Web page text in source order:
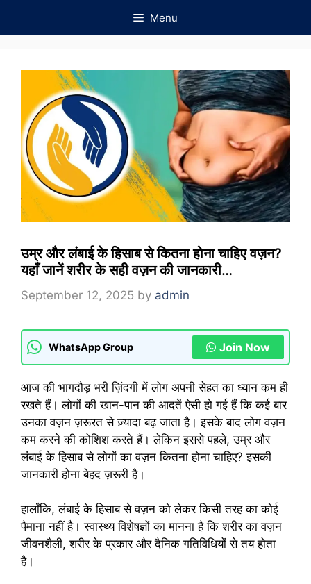
Menu
उम्र और लंबाई के हिसाब से कितना होना चाहिए वज़न?
यहाँ जानें शरीर के सही वज़न की जानकारी…
September 12, 2025 by admin
WhatsApp Group Join Now
आज की भागदौड़ भरी ज़िंदगी में लोग अपनी सेहत का ध्यान कम ही
रखते हैं। लोगों की खान-पान की आदतें ऐसी हो गई हैं कि कई बार
उनका वज़न ज़रूरत से ज़्यादा बढ़ जाता है। इसके बाद लोग वज़न
कम करने की कोशिश करते हैं। लेकिन इससे पहले, उम्र और
लंबाई के हिसाब से लोगों का वज़न कितना होना चाहिए? इसकी
जानकारी होना बेहद ज़रूरी है।
हालाँकि, लंबाई के हिसाब से वज़न को लेकर किसी तरह का कोई
पैमाना नहीं है। स्वास्थ्य विशेषज्ञों का मानना ​​है कि शरीर का वज़न
जीवनशैली, शरीर के प्रकार और दैनिक गतिविधियों से तय होता
है।